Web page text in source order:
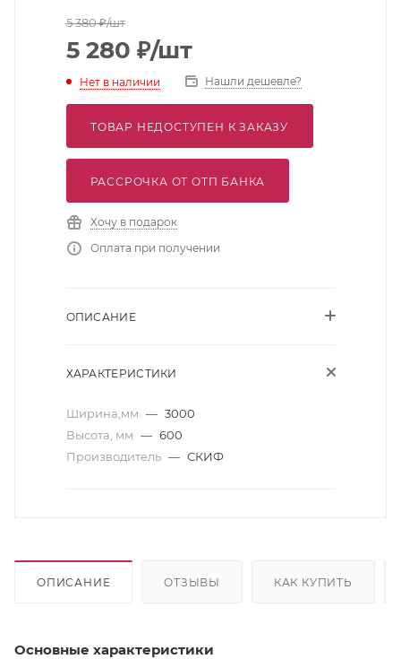
5 380₽/шт
5 280 ₽/шт
Нет в наличии Нашли дешевле?
ТОВАР НЕДОСТУПЕН К ЗАКАЗУ
РАССРОЧКА ОТ ОТП БАНКА
Хочу в подарок
Оплата при получении
ОПИСАНИЕ
ХАРАКТЕРИСТИКИ
Ширина,мм — 3000
Высота, мм — 600
Производитель — СКИФ
ОПИСАНИЕ ОТЗЫВЫ КАК КУПИТЬ
Основные характеристики